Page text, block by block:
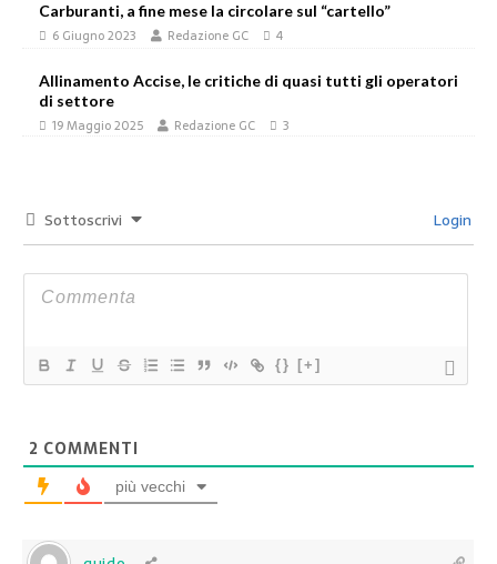
Carburanti, a fine mese la circolare sul “cartello”
6 Giugno 2023 Redazione GC 4
Allinamento Accise, le critiche di quasi tutti gli operatori
di settore
19 Maggio 2025 Redazione GC 3
Sottoscrivi Login
{} [+]
2 COMMENTI
più vecchi